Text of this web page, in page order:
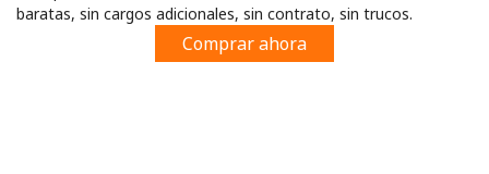
o
baratas, sin cargos adicionales, sin contrato, sin trucos.
Comprar ahora